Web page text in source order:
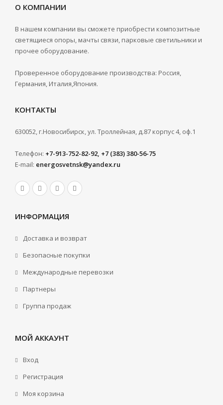
О КОМПАНИИ
В нашем компании вы сможете приобрести композитные
светящиеся опоры, мачты связи, парковые светильники и
прочее оборудование.
Проверенное оборудование производства: Россия,
Германия, Италия,Япония.
КОНТАКТЫ
630052, г.Новосибирск, ул. Троллейная, д.87 корпус 4, оф.1
Телефон: +7-913-752-82-92, +7 (383) 380-56-75
E-mail: energosvetnsk@yandex.ru
ИНФОРМАЦИЯ
Доставка и возврат
Безопасные покупки
Международные перевозки
Партнеры
Группа продаж
МОЙ АККАУНТ
Вход
Регистрация
Моя корзина